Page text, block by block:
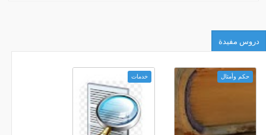
دروس مفيدة
حكم وأمثال خدمات